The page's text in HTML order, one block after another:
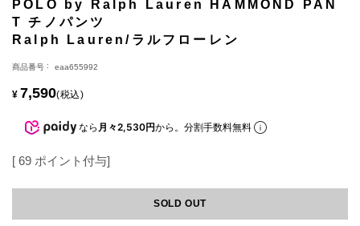
POLO by Ralph Lauren HAMMOND PAN
T チノパンツ
Ralph Lauren/ラルフローレン
商品番号 eaa655992
¥ 7,590 税込
なら 月々2,530円から。分割手数料無料
[ 69 ポイント付与]
SOLD OUT